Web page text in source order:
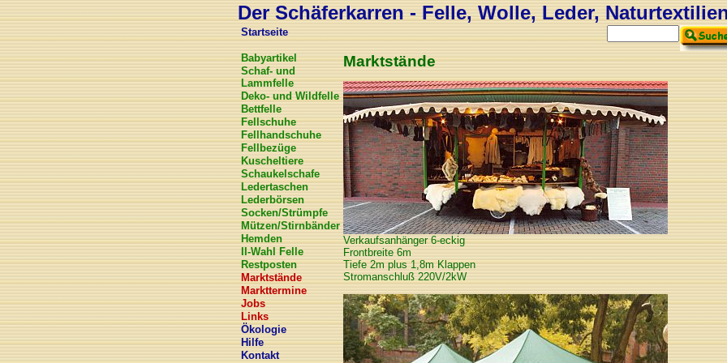
Der Schäferkarren - Felle, Wolle, Leder,
Startseite
Babyartikel
Schaf- und
Lammfelle
Deko- und Wildfelle
Bettfelle
Fellschuhe
Fellhandschuhe
Fellbezüge
Kuscheltiere
Schaukelschafe
Ledertaschen
Lederbörsen
Socken/Strümpfe
Mützen/Stirnbänder
Hemden
II-Wahl Felle
Restposten
Marktstände
Markttermine
Jobs
Links
Ökologie
Hilfe
Kontakt
Marktstände
Verkaufsanhänger 6-eckig
Frontbreite 6m
Tiefe 2m plus 1,8m Klappen
Stromanschluß 220V/2kW